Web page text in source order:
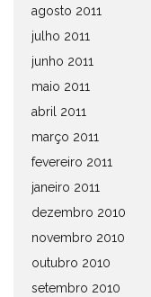
agosto 2011
julho 2011
junho 2011
maio 2011
abril 2011
março 2011
fevereiro 2011
janeiro 2011
dezembro 2010
novembro 2010
outubro 2010
setembro 2010